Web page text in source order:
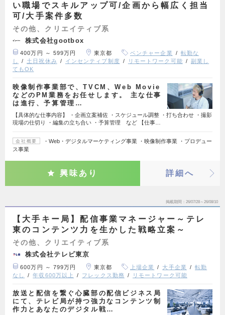
い職場でスキルアップ可/企画から幅広く担当
可/大手案件多数
その他、クリエイティブ系
株式会社gootbox
400万円 ～ 599万円 東京都 ベンチャー企業
転勤な
し
土日祝休み インセンティブ制度 リモートワーク可能
副業し
てもOK
映像制作事業部で、TVCM、Web Movie
などのPM業務をお任せします。 主な仕事
は進行、予算管理…
【具体的な仕事内容】 ・企画立案補佐 ・スケジュール調整 ・打ち合わせ ・撮影
現場の仕切り ・編集の立ち合い ・予算管理 など 【仕事…
会社概要
・Web・デジタルマーケティング事業 ・映像制作事業 ・プロデュー
ス事業
興味あり 詳細へ
掲載期間 26/07/28～26/08/10
【大手キー局】配信事業マネージャー～テレ
東のコンテンツ力を生かした戦略立案～
その他、クリエイティブ系
株式会社テレビ東京
600万円 ～ 799万円 東京都 上場企業 大手企業
転勤
なし
年収600万以上 フレックス勤務 リモートワーク可能
放送と配信を繋ぐ心臓部の配信ビジネス局
にて、テレビ局が持つ強力なコンテンツ制
作力とあなたのデジタル戦…